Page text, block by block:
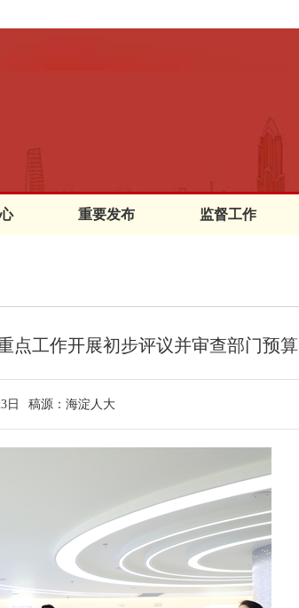
重要发布 监督工作
点工作开展初步评议并审查部门预算
日 稿源： 海淀人大